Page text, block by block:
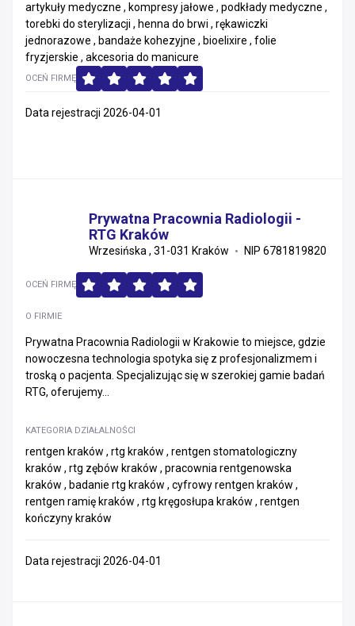
artykuły medyczne , kompresy jałowe , podkłady medyczne ,
torebki do sterylizacji , henna do brwi , rękawiczki
jednorazowe , bandaże kohezyjne , bioelixire , folie
fryzjerskie , akcesoria do manicure
OCEŃ FIRMĘ
Data rejestracji 2026-04-01
Prywatna Pracownia Radiologii -
RTG Kraków
Wrzesińska , 31-031 Kraków NIP 6781819820
O FIRMIE
Prywatna Pracownia Radiologii w Krakowie to miejsce, gdzie
nowoczesna technologia spotyka się z profesjonalizmem i
troską o pacjenta. Specjalizując się w szerokiej gamie badań
RTG, oferujemy...
KATEGORIA DZIAŁALNOŚCI
rentgen kraków , rtg kraków , rentgen stomatologiczny
kraków , rtg zębów kraków , pracownia rentgenowska
kraków , badanie rtg kraków , cyfrowy rentgen kraków ,
rentgen ramię kraków , rtg kręgosłupa kraków , rentgen
kończyny kraków
OCEŃ FIRMĘ
Data rejestracji 2026-04-01